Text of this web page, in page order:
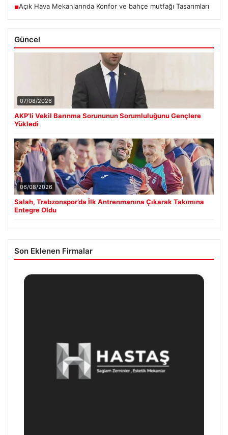
■Açık Hava Mekanlarında Konfor ve bahçe mutfağı Tasarımları
Güncel
07/08/2026
AKP’li Vekil Barınma Sorununun Sorumluluğunu Gençlere
Yükledi
06/08/2026
Salah, Trabzonspor’da İlk Antrenmanına Çıkarak Takımına
Entegre Oldu
Son Eklenen Firmalar